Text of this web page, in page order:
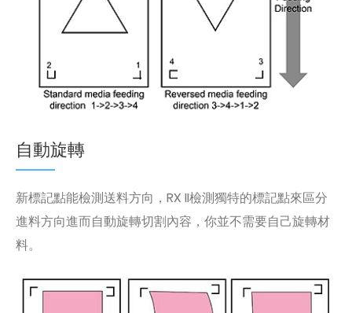
自動旋轉
新標記點能檢測送料方向，RX II檢測獨特的標記點來區分
進料方向進而自動旋轉切割內容，你並不需要自己旋轉材
料。